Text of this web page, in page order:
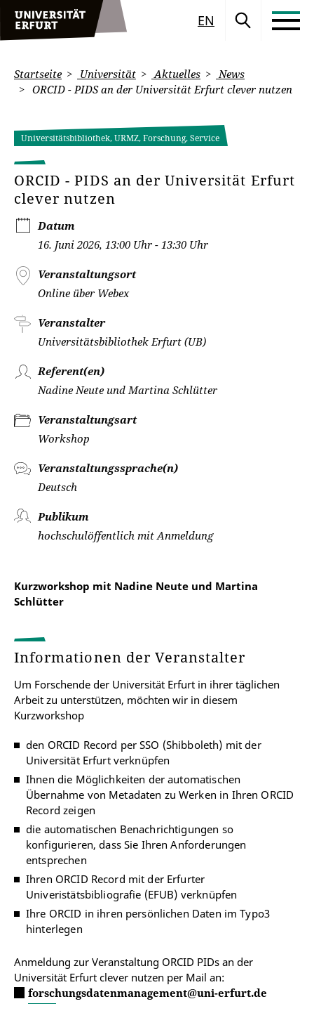
EN
Startseite Universität Aktuelles
News
ORCID - PIDS an der Universität Erfurt clever nutzen
Universitätsbibliothek, URMZ, Forschung, Service
ORCID - PIDS an der Universität Erfurt
clever nutzen
Datum
16. Juni 2026, 13:00 Uhr - 13:30 Uhr
Veranstaltungsort
Online über Webex
Veranstalter
Universitätsbibliothek Erfurt (UB)
Referent(en)
Nadine Neute und Martina Schlütter
Veranstaltungsart
Workshop
Veranstaltungssprache(n)
Deutsch
Publikum
hochschulöffentlich mit Anmeldung
Kurzworkshop mit Nadine Neute und Martina
Schlütter
Informationen der Veranstalter
Um Forschende der Universität Erfurt in ihrer täglichen
Arbeit zu unterstützen, möchten wir in diesem
Kurzworkshop
den ORCID Record per SSO (Shibboleth) mit der
Universität Erfurt verknüpfen
Ihnen die Möglichkeiten der automatischen
Übernahme von Metadaten zu Werken in Ihren ORCID
Record zeigen
die automatischen Benachrichtigungen so
konfigurieren, dass Sie Ihren Anforderungen
entsprechen
Ihren ORCID Record mit der Erfurter
Univeristätsbibliografie (EFUB) verknüpfen
Ihre ORCID in ihren persönlichen Daten im Typo3
hinterlegen
Anmeldung zur Veranstaltung ORCID PIDs an der
Universität Erfurt clever nutzen per Mail an:
forschungsdatenmanagement@uni-erfurt.de